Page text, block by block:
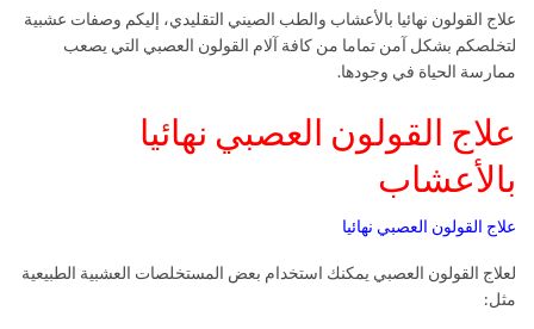
علاج القولون نهائيا بالأعشاب والطب الصيني التقليدي، إليكم وصفات عشبية
لتخلصكم بشكل آمن تماما من كافة آلام القولون العصبي التي يصعب
ممارسة الحياة في وجودها.
علاج القولون العصبي نهائيا
بالأعشاب
علاج القولون العصبي نهائيا
لعلاج القولون العصبي يمكنك استخدام بعض المستخلصات العشبية الطبيعية
مثل: